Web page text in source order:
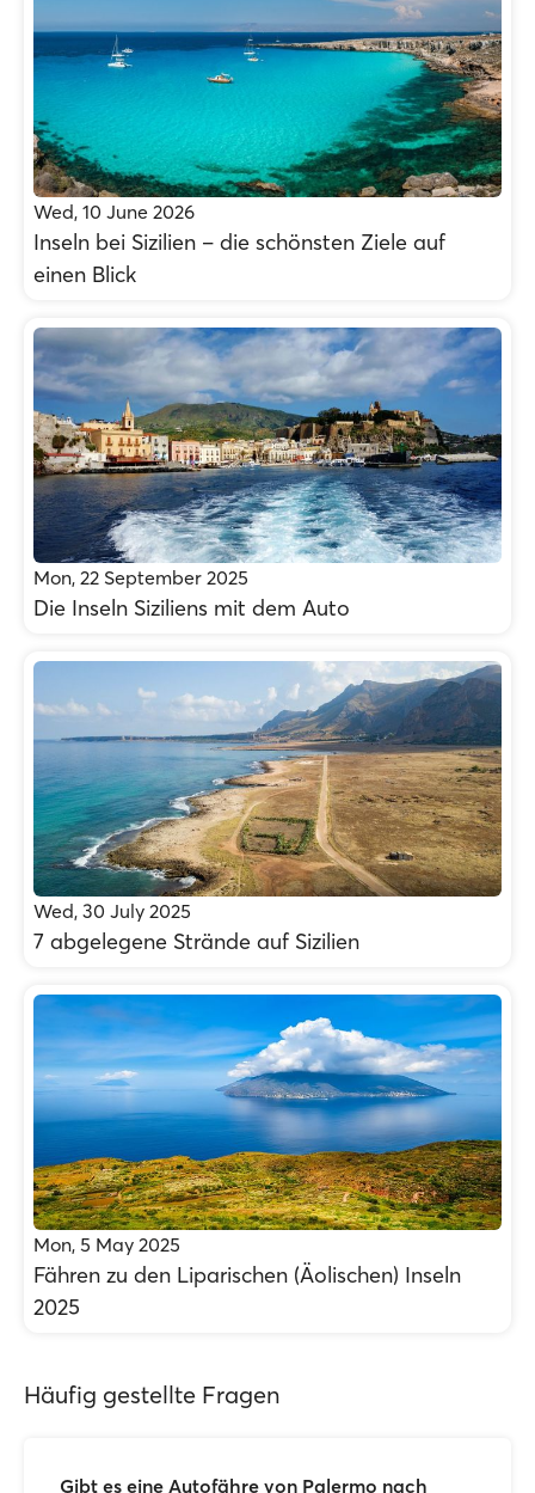
Wed, 10 June 2026
Inseln bei Sizilien – die schönsten Ziele auf
einen Blick
Mon, 22 September 2025
Die Inseln Siziliens mit dem Auto
Wed, 30 July 2025
7 abgelegene Strände auf Sizilien
Mon, 5 May 2025
Fähren zu den Liparischen (Äolischen) Inseln
2025
Häufig gestellte Fragen
Gibt es eine Autofähre von Palermo nach